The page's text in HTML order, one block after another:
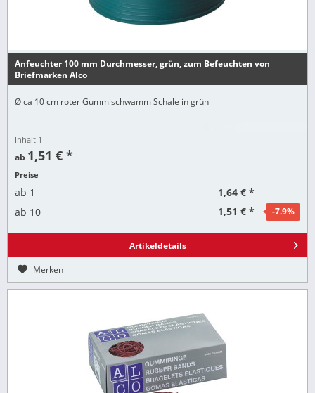
Anfeuchter 100 mm Durchmesser, grün, zum Befeuchten von
Briefmarken Alco
Ø ca 10 cm roter Gummischwamm Schale in grün
Inhalt 1
ab 1,51 € *
Preise
ab 1
1,64 € *
ab 10 1,51 € * -7.9%
Artikeldetails
Merken